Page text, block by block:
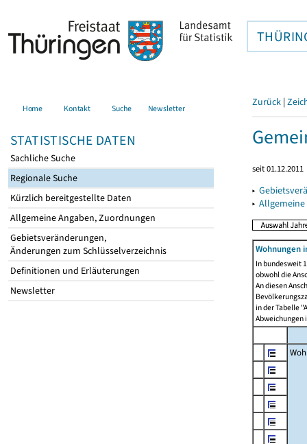
Home Kontakt Suche Newsletter
STATISTISCHE DATEN
Sachliche Suche
Regionale Suche
Kürzlich bereitgestellte Daten
Allgemeine Angaben, Zuordnungen
Gebietsveränderungen,
Änderungen zum Schlüsselverzeichnis
Definitionen und Erläuterungen
Newsletter
Zurück |
seit 01.12.2011
▸
▸
Wohnungen
In bundesweit
obwohl die
An diesen
in der Tabelle
Abweichungen